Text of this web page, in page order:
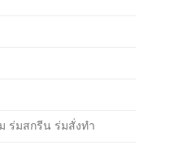
ร่มสกรีน ร่มสั่งทำ